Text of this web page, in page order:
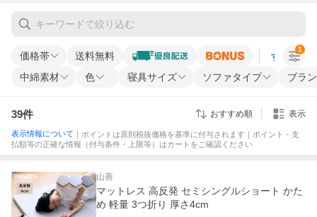
価格帯 送料無料 すべての条
中綿素材 色 寝具サイズ ソファタイプ ブラ
1
39件 おすすめ順 表示
表示情報について ｜ポイントは原則税抜価格を基準に付与されます｜ポイント・支
払額等の正確な情報（付与条件・上限等）はカートをご確認ください
山善
マットレス 高反発 セミシングルショート かた
め 軽量 3つ折り 厚さ4cm